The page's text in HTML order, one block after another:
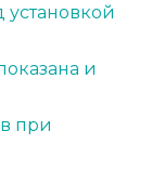
и
при